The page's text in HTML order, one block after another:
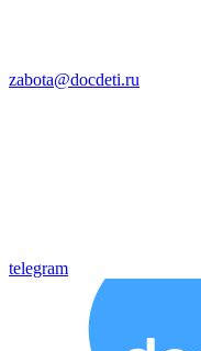
zabota@docdeti.ru
telegram